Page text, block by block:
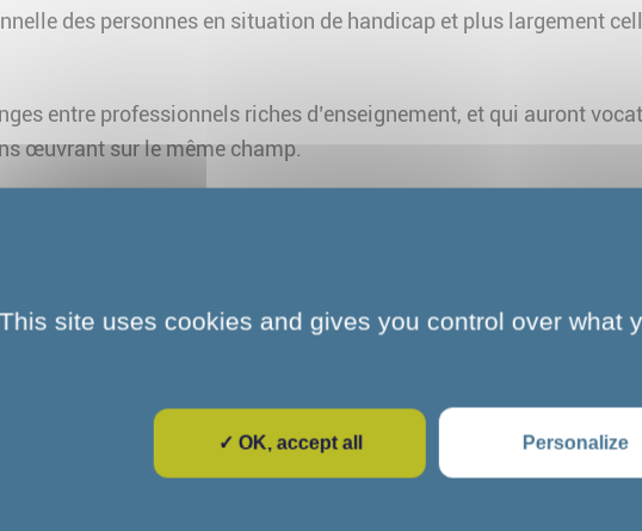
des personnes en situation de handicap et plus largement
entre professionnels riches d’enseignement, et qui auront
œuvrant sur le même champ.
Pour aller plus
This site uses cookies and gives you control over what
✓ OK, accept all Personalize